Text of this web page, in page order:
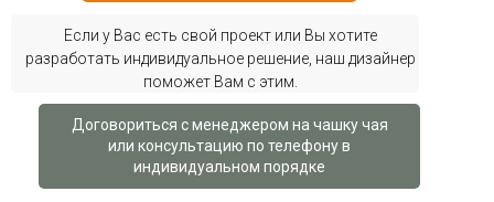
Если у Вас есть свой проект или Вы хотите
разработать индивидуальное решение, наш дизайнер
поможет Вам с этим.
Договориться с менеджером на чашку чая
или консультацию по телефону в
индивидуальном порядке